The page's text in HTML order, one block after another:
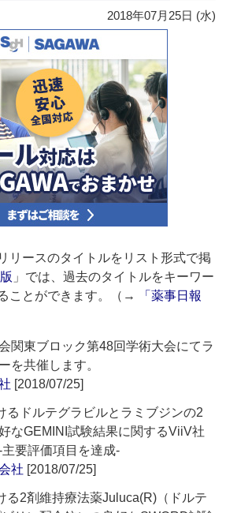
2018年07月25日 (水)
リースのタイトルをリスト形式で掲
」では、過去のタイトルをキーワー
ことができます。（→
「薬事日報
関東ブロック第48回学術大会にてラ
を共催します。
[2018/07/25]
るドルテグラビルとラミブジンの2
なGEMINI試験結果に関するViiV社
要評価項目を達成‐
社 [2018/07/25]
る2剤維持療法薬Juluca(R)（ドルテ